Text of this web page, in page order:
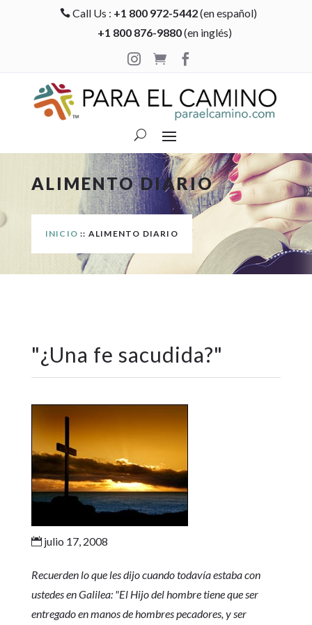
 Call Us : +1 800 972-5442(en español)
+1 800 876-9880(en inglés)

 
ALIMENTO DIARIO
INICIO :: ALIMENTO DIARIO
"¿Una fe sacudida?"
julio 17, 2008
Recuerden lo que les dijo cuando todavía estaba con
ustedes en Galilea: "El Hijo del hombre tiene que ser
entregado en manos de hombres pecadores, y ser